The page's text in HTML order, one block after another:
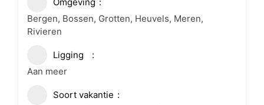
Bergen, Bossen, Grotten, Heuvels, Meren,
Rivieren
Ligging
Aan meer
Soort vakantie